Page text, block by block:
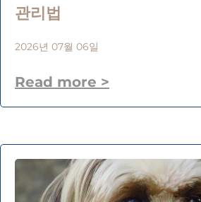
관리법
2026년 07월 06일
Read more >